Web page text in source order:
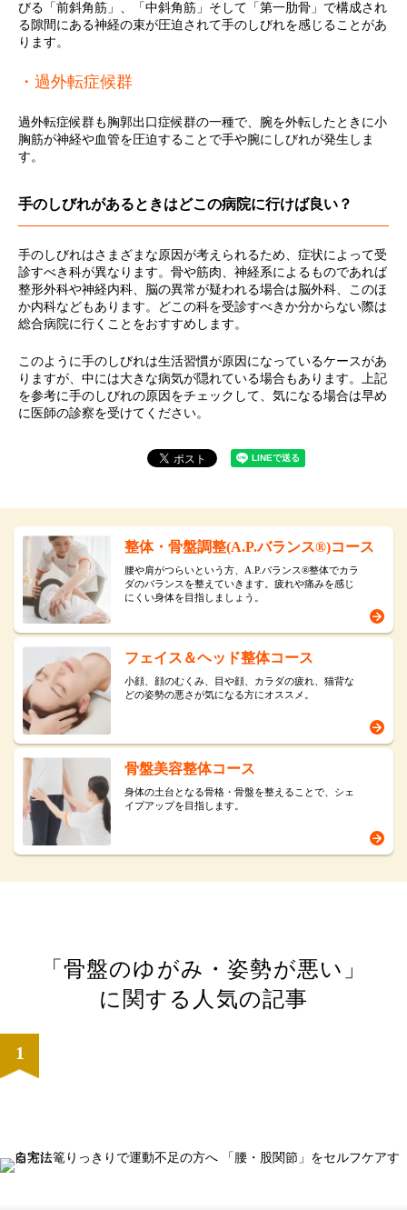
びる「前斜角筋」、「中斜角筋」そして「第一肋骨」で構成され
る隙間にある神経の束が圧迫されて手のしびれを感じることがあ
ります。
・過外転症候群
過外転症候群も胸郭出口症候群の一種で、腕を外転したときに小
胸筋が神経や血管を圧迫することで手や腕にしびれが発生しま
す。
手のしびれがあるときはどこの病院に行けば良い？
手のしびれはさまざまな原因が考えられるため、症状によって受
診すべき科が異なります。骨や筋肉、神経系によるものであれば
整形外科や神経内科、脳の異常が疑われる場合は脳外科、このほ
か内科などもあります。どこの科を受診すべきか分からない際は
総合病院に行くことをおすすめします。
このように手のしびれは生活習慣が原因になっているケースがあ
りますが、中には大きな病気が隠れている場合もあります。上記
を参考に手のしびれの原因をチェックして、気になる場合は早め
に医師の診察を受けてください。
整体・骨盤調整(A.P.バランス®)コース
腰や肩がつらいという方、A.P.バランス®整体でカラ
ダのバランスを整えていきます。疲れや痛みを感じ
にくい身体を目指しましょう。
フェイス＆ヘッド整体コース
小顔、顔のむくみ、目や顔、カラダの疲れ、猫背な
どの姿勢の悪さが気になる方にオススメ。
骨盤美容整体コース
身体の土台となる骨格・骨盤を整えることで、シェ
イプアップを目指します。
「骨盤のゆがみ・姿勢が悪い」
に関する人気の記事